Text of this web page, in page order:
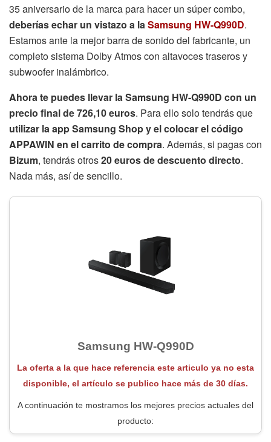
Si ya tienes un buen televisor, o si quieres aprovechar el
35 aniversario de la marca para hacer un súper combo,
deberías echar un vistazo a laSamsung HW-Q990D.
Estamos ante la mejor barra de sonido del fabricante, un
completo sistema Dolby Atmos con altavoces traseros y
. Para ello solo tendrás que
utilizar la app Samsung Shop y el colocar el código
APPAWIN en el carrito de compra . Además, si pagas con
20 euros de descuento directo